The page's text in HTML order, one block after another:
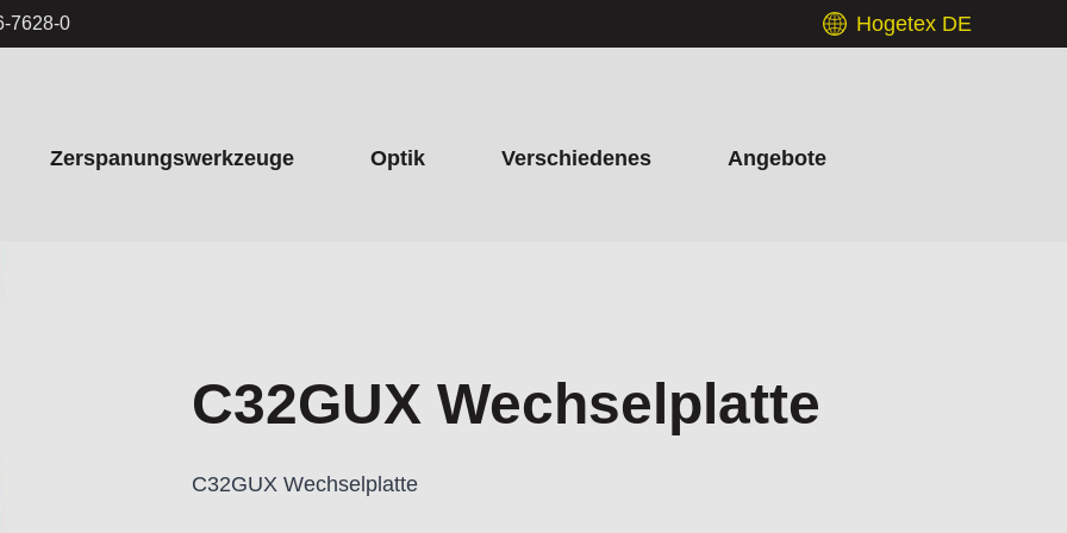
7628-0 Hogetex DE
Zerspanungswerkzeuge Optik Verschiedenes Angebote
C32GUX Wechselplatte
C32GUX Wechselplatte